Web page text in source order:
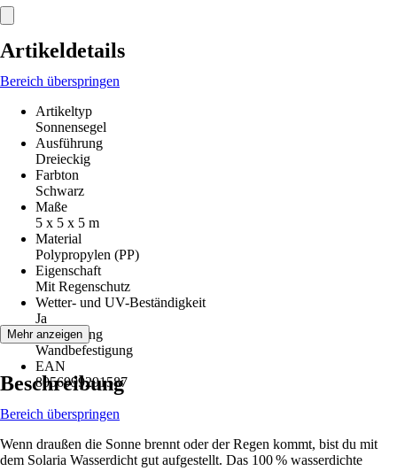
Artikeldetails
Bereich überspringen
Artikeltyp
Sonnensegel
Ausführung
Dreieckig
Farbton
Schwarz
Maße
5 x 5 x 5 m
Material
Polypropylen (PP)
Eigenschaft
Mit Regenschutz
Wetter- und UV-Beständigkeit
Ja
Befestigung
Wandbefestigung
EAN
8056999291587
Mehr anzeigen
Beschreibung
Bereich überspringen
Wenn draußen die Sonne brennt oder der Regen kommt, bist du mit
dem Solaria Wasserdicht gut aufgestellt. Das 100 % wasserdichte